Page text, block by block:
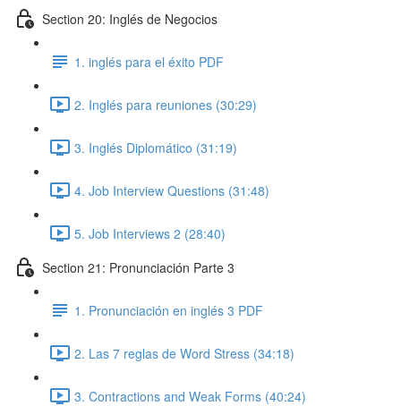
Section 20: Inglés de Negocios
1. inglés para el éxito PDF
2. Inglés para reuniones (30:29)
3. Inglés Diplomático (31:19)
4. Job Interview Questions (31:48)
5. Job Interviews 2 (28:40)
Section 21: Pronunciación Parte 3
1. Pronunciación en inglés 3 PDF
2. Las 7 reglas de Word Stress (34:18)
3. Contractions and Weak Forms (40:24)